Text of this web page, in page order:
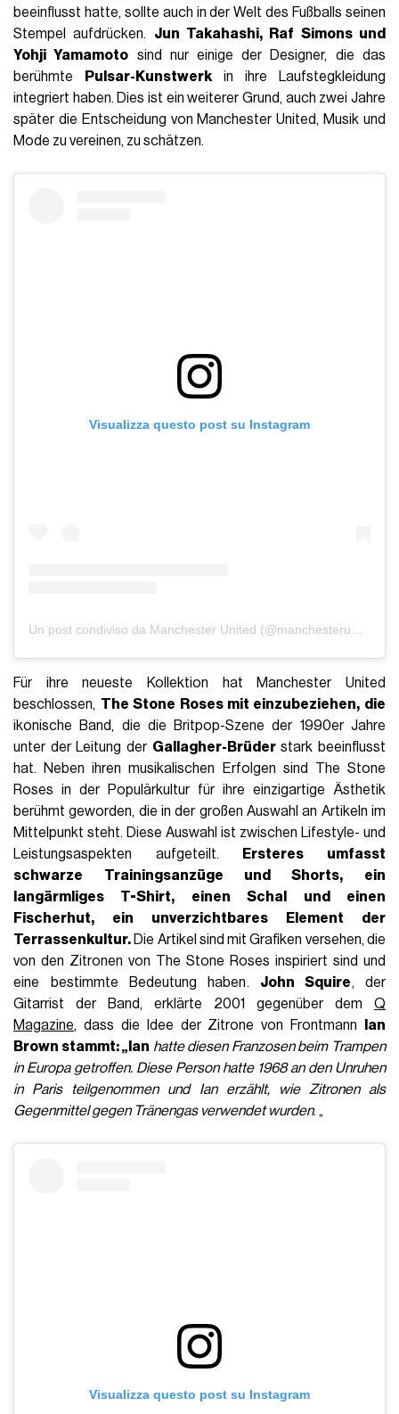
beeinflusst hatte, sollte auch in der Welt des Fußballs seinen
Stempel aufdrücken. Jun Takahashi, Raf Simons und
Yohji Yamamoto sind nur einige der Designer, die das
berühmte
Pulsar-Kunstwerk in ihre Laufstegkleidung
integriert haben. Dies ist ein weiterer Grund, auch zwei Jahre
später die Entscheidung von Manchester United, Musik und
Mode zu vereinen, zu schätzen.
Visualizza questo post su Instagram
Un post condiviso da Manchester United (@manchesterunited)
Für ihre neueste Kollektion hat Manchester United
beschlossen, The Stone Roses mit einzubeziehen, die
ikonische Band, die die Britpop-Szene der 1990er Jahre
unter der Leitung der Gallagher-Brüderstark beeinflusst
hat. Neben ihren musikalischen Erfolgen sind The Stone
Roses in der Populärkultur für ihre einzigartige Ästhetik
berühmt geworden, die in der großen Auswahl an Artikeln im
Mittelpunkt steht. Diese Auswahl ist zwischen Lifestyle- und
Leistungsaspekten aufgeteilt.
Ersteres umfasst
schwarze Trainingsanzüge und Shorts, ein
langärmliges T-Shirt, einen Schal und einen
Fischerhut, ein unverzichtbares Element der
Terrassenkultur. Die Artikel sind mit Grafiken versehen, die
von den Zitronen von The Stone Roses inspiriert sind und
eine bestimmte Bedeutung haben. John Squire, der
Gitarrist der Band, erklärte 2001 gegenüber dem Q
Magazine, dass die Idee der Zitrone von Frontmann
Ian
Brown stammt: „Ian hatte diesen Franzosen beim Trampen
in Europa getroffen. Diese Person hatte 1968 an den Unruhen
in Paris teilgenommen und Ian erzählt, wie Zitronen als
Gegenmittel gegen Tränengas verwendet wurden. „
Visualizza questo post su Instagram